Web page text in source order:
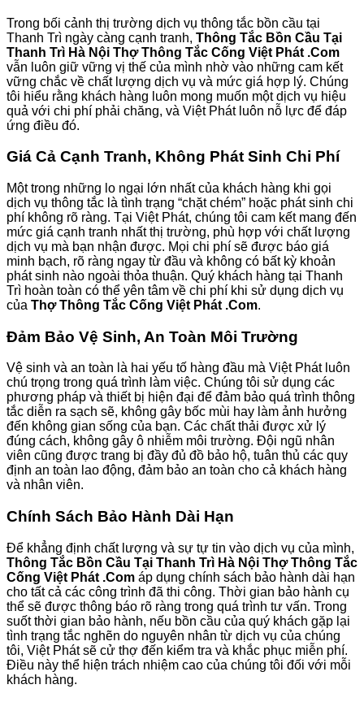
Trong bối cảnh thị trường dịch vụ thông tắc bồn cầu tại
Thanh Trì ngày càng cạnh tranh, Thông Tắc Bồn Cầu Tại
Thanh Trì Hà Nội Thợ Thông Tắc Cống Việt Phát .Com
vẫn luôn giữ vững vị thế của mình nhờ vào những cam kết
vững chắc về chất lượng dịch vụ và mức giá hợp lý. Chúng
tôi hiểu rằng khách hàng luôn mong muốn một dịch vụ hiệu
quả với chi phí phải chăng, và Việt Phát luôn nỗ lực để đáp
ứng điều đó.
Giá Cả Cạnh Tranh, Không Phát Sinh Chi Phí
Một trong những lo ngại lớn nhất của khách hàng khi gọi
dịch vụ thông tắc là tình trạng “chặt chém” hoặc phát sinh chi
phí không rõ ràng. Tại Việt Phát, chúng tôi cam kết mang đến
mức giá cạnh tranh nhất thị trường, phù hợp với chất lượng
dịch vụ mà bạn nhận được. Mọi chi phí sẽ được báo giá
minh bạch, rõ ràng ngay từ đầu và không có bất kỳ khoản
phát sinh nào ngoài thỏa thuận. Quý khách hàng tại Thanh
Trì hoàn toàn có thể yên tâm về chi phí khi sử dụng dịch vụ
của Thợ Thông Tắc Cống Việt Phát .Com.
Đảm Bảo Vệ Sinh, An Toàn Môi Trường
Vệ sinh và an toàn là hai yếu tố hàng đầu mà Việt Phát luôn
chú trọng trong quá trình làm việc. Chúng tôi sử dụng các
phương pháp và thiết bị hiện đại để đảm bảo quá trình thông
tắc diễn ra sạch sẽ, không gây bốc mùi hay làm ảnh hưởng
đến không gian sống của bạn. Các chất thải được xử lý
đúng cách, không gây ô nhiễm môi trường. Đội ngũ nhân
viên cũng được trang bị đầy đủ đồ bảo hộ, tuân thủ các quy
định an toàn lao động, đảm bảo an toàn cho cả khách hàng
và nhân viên.
Chính Sách Bảo Hành Dài Hạn
Để khẳng định chất lượng và sự tự tin vào dịch vụ của mình,
Thông Tắc Bồn Cầu Tại Thanh Trì Hà Nội Thợ Thông Tắc
Cống Việt Phát .Com áp dụng chính sách bảo hành dài hạn
cho tất cả các công trình đã thi công. Thời gian bảo hành cụ
thể sẽ được thông báo rõ ràng trong quá trình tư vấn. Trong
suốt thời gian bảo hành, nếu bồn cầu của quý khách gặp lại
tình trạng tắc nghẽn do nguyên nhân từ dịch vụ của chúng
tôi, Việt Phát sẽ cử thợ đến kiểm tra và khắc phục miễn phí.
Điều này thể hiện trách nhiệm cao của chúng tôi đối với mỗi
khách hàng.